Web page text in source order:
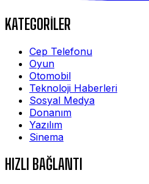
KATEGORİLER
Cep Telefonu
Oyun
Otomobil
Teknoloji Haberleri
Sosyal Medya
Donanım
Yazılım
Sinema
HIZLI BAĞLANTI